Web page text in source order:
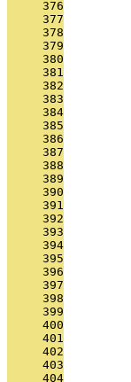
     376
     377
     378
     379
     380
     381
     382
     383
     384
     385
     386
     387
     388
     389
     390
     391
     392
     393
     394
     395
     396
     397
     398
     399
     400
     401
     402
     403
     404